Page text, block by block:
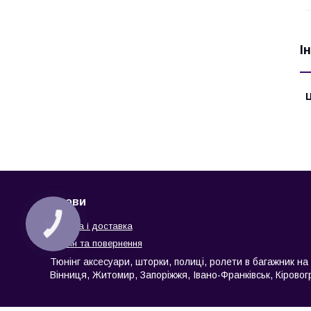
Умови
Оплата і доставка
Обмін та повернення
Тюнінг аксесуари, шторки, полиці, ролети в багажник
Вінниця, Житомир, Запоріжжя, Івано-Франківськ,
КНОПКА
ЗВ'ЯЗКУ